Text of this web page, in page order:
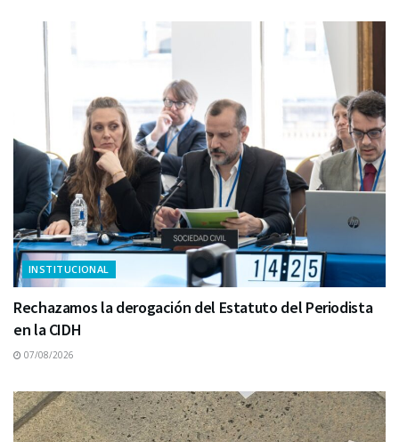
INSTITUCIONAL
Rechazamos la derogación del Estatuto del Periodista
en la CIDH
07/08/2026